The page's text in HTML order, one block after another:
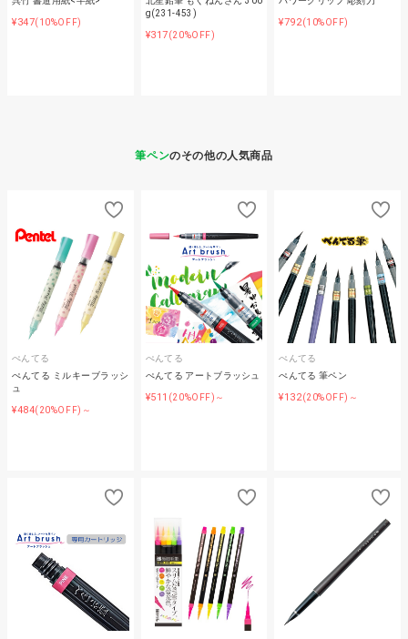
¥347(10%OFF)
g(231-453)
¥317(20%OFF)
¥792(10%OFF)
筆ペンのその他の人気商品
ぺんてる
ぺんてる ミルキーブラッシ
ュ
¥484(20%OFF)～
ぺんてる
ぺんてる アートブラッシュ
¥511 (20%OFF)～
ぺんてる
ぺんてる 筆ペン
¥132(20%OFF)～